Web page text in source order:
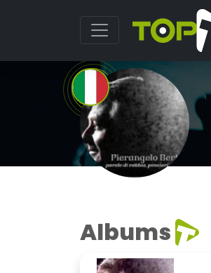
Albums